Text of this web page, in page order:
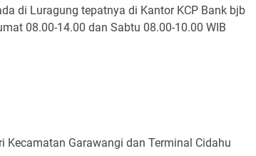
di Luragung tepatnya di Kantor KCP Bank bjb
08.00-14.00 dan Sabtu 08.00-10.00 WIB
Kecamatan Garawangi dan Terminal Cidahu